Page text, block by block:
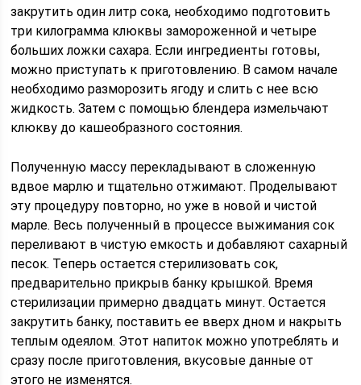
закрутить один литр сока, необходимо подготовить
три килограмма клюквы замороженной и четыре
больших ложки сахара. Если ингредиенты готовы,
можно приступать к приготовлению. В самом начале
необходимо разморозить ягоду и слить с нее всю
жидкость. Затем с помощью блендера измельчают
клюкву до кашеобразного состояния.
Полученную массу перекладывают в сложенную
вдвое марлю и тщательно отжимают. Проделывают
эту процедуру повторно, но уже в новой и чистой
марле. Весь полученный в процессе выжимания сок
переливают в чистую емкость и добавляют сахарный
песок. Теперь остается стерилизовать сок,
предварительно прикрыв банку крышкой. Время
стерилизации примерно двадцать минут. Остается
закрутить банку, поставить ее вверх дном и накрыть
теплым одеялом. Этот напиток можно употреблять и
сразу после приготовления, вкусовые данные от
этого не изменятся.